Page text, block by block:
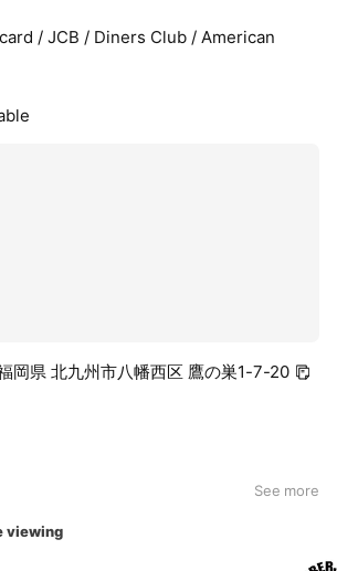
/ JCB / Diners Club / American
岡県 北九州市八幡西区 鷹の巣1-7-20
See more
viewing